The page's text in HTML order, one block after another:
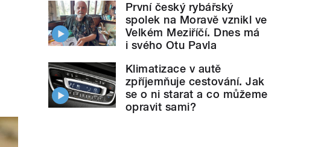
První český rybářský
spolek na Moravě vznikl ve
Velkém Meziříčí. Dnes má
i svého Otu Pavla
Klimatizace v autě
zpříjemňuje cestování. Jak
se o ni starat a co můžeme
opravit sami?